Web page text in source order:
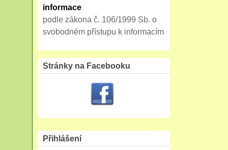
informace
podle zákona č. 106/1999 Sb. o
svobodném přístupu k informacím
Stránky na Facebooku
Přihlášení